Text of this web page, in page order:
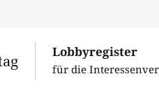
Lobbyregister
für die